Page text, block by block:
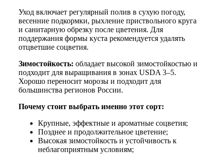
Уход включает регулярный полив в сухую погоду,
весенние подкормки, рыхление приствольного круга
и санитарную обрезку после цветения. Для
поддержания формы куста рекомендуется удалять
отцветшие соцветия.
Зимостойкость: обладает высокой зимостойкостью и
подходит для выращивания в зонах USDA 3–5.
Хорошо переносит морозы и подходит для
большинства регионов России.
Почему стоит выбрать именно этот сорт:
Крупные, эффектные и ароматные соцветия;
Позднее и продолжительное цветение;
Высокая зимостойкость и устойчивость к
неблагоприятным условиям;